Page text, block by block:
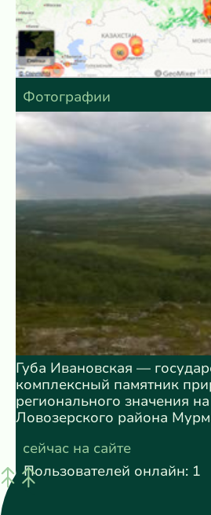
Фотографии
Губа Ивановская —
комплексный памятник
регионального значения
Ловозерского района
сейчас на сайте
Пользователей онлайн: 1